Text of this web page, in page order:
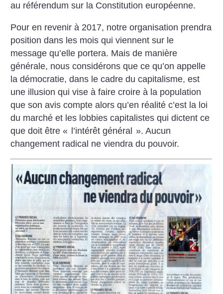
au référendum sur la Constitution européenne.
Pour en revenir à 2017, notre organisation prendra
position dans les mois qui viennent sur le
message qu’elle portera. Mais de manière
générale, nous considérons que ce qu’on appelle
la démocratie, dans le cadre du capitalisme, est
une illusion qui vise à faire croire à la population
que son avis compte alors qu’en réalité c’est la loi
du marché et les lobbies capitalistes qui dictent ce
que doit être « l’intérêt général ». Aucun
changement radical ne viendra du pouvoir.